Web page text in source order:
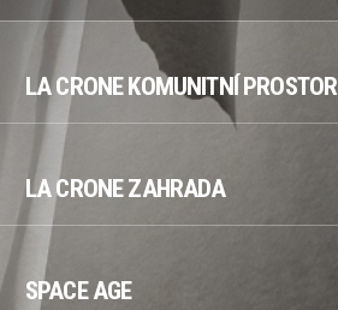
LA CRONE KOMUNITNÍ PROSTOR
LA CRONE ZAHRADA
SPACE AGE